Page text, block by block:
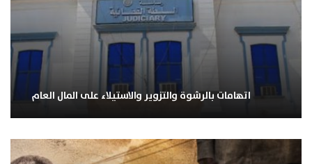
اتهامات بالرشوة والتزوير والاستيلاء على المال العام